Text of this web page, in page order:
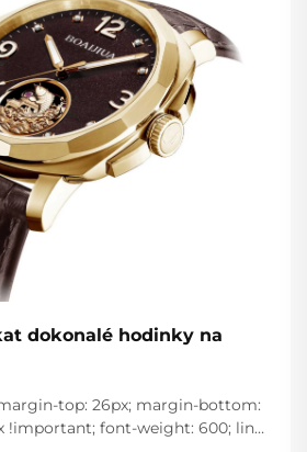
dokonalé hodinky na
top: 26px; margin-bottom:
!important; font-weight: 600; line-